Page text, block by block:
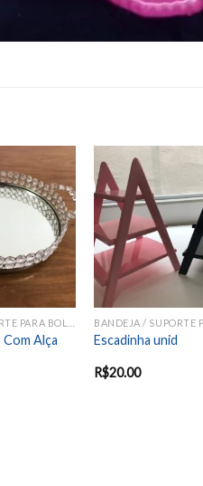
Add to
wishlist
Alça Escadinha unid
R$20.00